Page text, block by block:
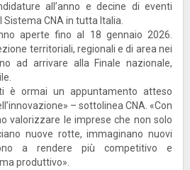
all’anno e decine di eventi
CNA in tutta Italia.
aperte fino al 18 gennaio 2026.
territoriali, regionali e di area nei
ad arrivare alla Finale nazionale,
è ormai un appuntamento atteso
– sottolinea CNA. «Con
valorizzare le imprese che non solo
nuove rotte, immaginano nuovi
a rendere più competitivo e
produttivo».